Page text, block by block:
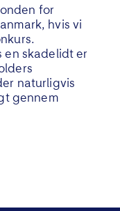
for
hvis vi
skadelidt er
naturligvis
gennem